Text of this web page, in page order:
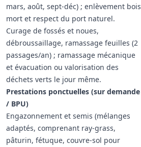
mars, août, sept-déc) ; enlèvement bois
mort et respect du port naturel.
Curage de fossés et noues,
débroussaillage, ramassage feuilles (2
passages/an) ; ramassage mécanique
et évacuation ou valorisation des
déchets verts le jour même.
Prestations ponctuelles (sur demande
/ BPU)
Engazonnement et semis (mélanges
adaptés, comprenant ray-grass,
pâturin, fétuque, couvre-sol pour